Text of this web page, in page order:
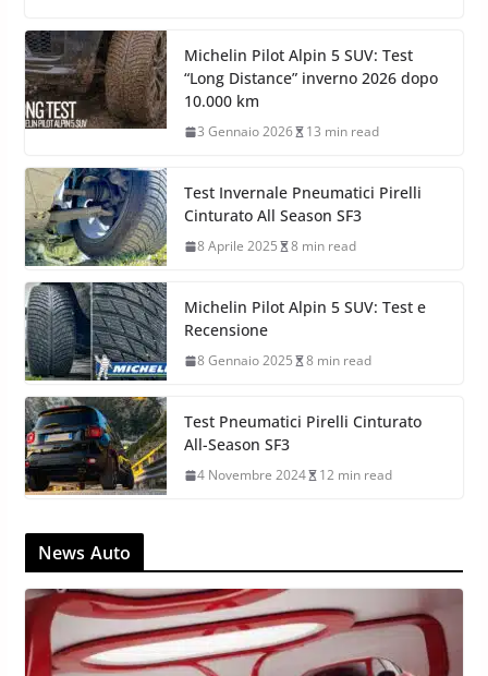
Michelin Pilot Alpin 5 SUV: Test
“Long Distance” inverno 2026 dopo
10.000 km
3 Gennaio 2026 13 min read
Test Invernale Pneumatici Pirelli
Cinturato All Season SF3
8 Aprile 2025 8 min read
Michelin Pilot Alpin 5 SUV: Test e
Recensione
8 Gennaio 2025 8 min read
Test Pneumatici Pirelli Cinturato
All-Season SF3
4 Novembre 2024 12 min read
News Auto